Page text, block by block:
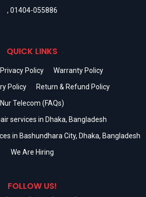
, 01404-055886
QUICK LINKS
Privacy Policy
Warranty Policy
Policy
Return & Refund Policy
Nur Telecom (FAQs)
services in Dhaka, Bangladesh
in Bashundhara City, Dhaka, Bangladesh
We Are Hiring
FOLLOW US!